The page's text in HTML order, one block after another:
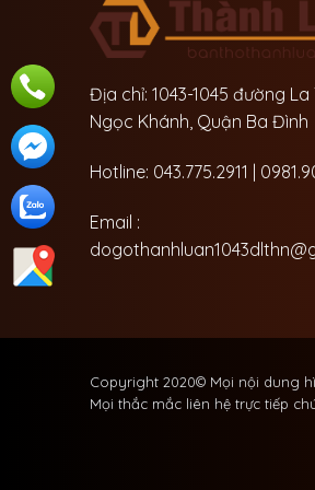
Địa chỉ: 1043-1045 đường La
Ngọc Khánh, Quận Ba Đình
Hotline: 043.775.2911 |
Email :
Copyright 2020© Mọi nội dung
Mọi thắc mắc liên hệ trực tiếp